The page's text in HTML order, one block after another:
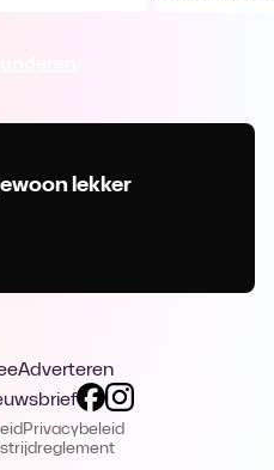
lekker
Adverteren
Privacybeleid